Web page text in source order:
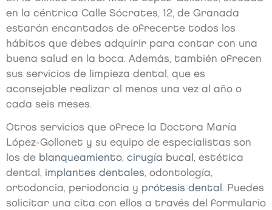
en la céntrica Calle Sócrates, 12, de Granada
estarán encantados de ofrecerte todos los
hábitos que debes adquirir para contar con una
buena salud en la boca. Además, también ofrecen
sus servicios de limpieza dental, que es
aconsejable realizar al menos una vez al año o
cada seis meses.
Otros servicios que ofrece la Doctora María
López-Gollonet y su equipo de especialistas son
los de blanqueamiento, cirugía bucal, estética
dental, implantes dentales, odontología,
ortodoncia, periodoncia y prótesis dental. Puedes
solicitar una cita con ellos a través del formulario